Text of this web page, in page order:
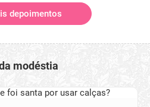
depoimentos
modéstia